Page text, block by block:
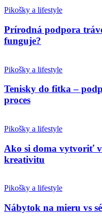
Pikošky a lifestyle
Prírodná podpora
funguje?
Pikošky a lifestyle
Tenisky do fitka –
proces
Pikošky a lifestyle
Ako si doma vytvoriť
kreativitu
Pikošky a lifestyle
Nábytok na mieru vs